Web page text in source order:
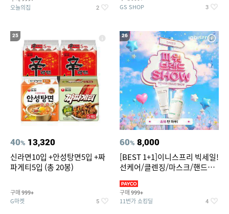
오늘의집 2 GS SHOP 3
25
40% 13,320
신라면10입 +안성탕면5입 +짜
파게티5입 (총 20봉)
구매 999+
G마켓 5
26
60% 8,000
[BEST 1+1]이니스프리 빅세일!
선케어/클렌징/마스크/핸드크
구매 999+
11번가 쇼킹딜 4